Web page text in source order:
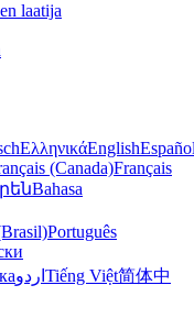
laatija
ΕλληνικάEnglish
(Canada)Français
Bahasa
Português
اردو Tiếng Việt简体中